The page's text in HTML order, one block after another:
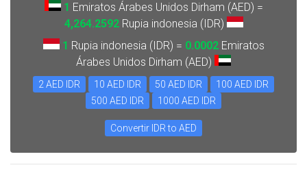
1 Emiratos Árabes Unidos Dirham (AED) =
4,264.2592Rupia indonesia (IDR)
1 Rupia indonesia (IDR) = 0.0002Emiratos
Árabes Unidos Dirham (AED)
2 AED IDR 10 AED IDR 50 AED IDR
100 AED IDR
500 AED IDR
1000 AED IDR
Convertir IDR to AED